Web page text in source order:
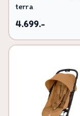
terra
4.699.-